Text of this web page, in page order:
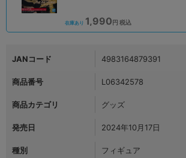
在庫あり 1,990円 税込
JANコード 4983164879391
商品番号 L06342578
商品カテゴリ グッズ
発売日 2024年10月17日
種別 フィギュア